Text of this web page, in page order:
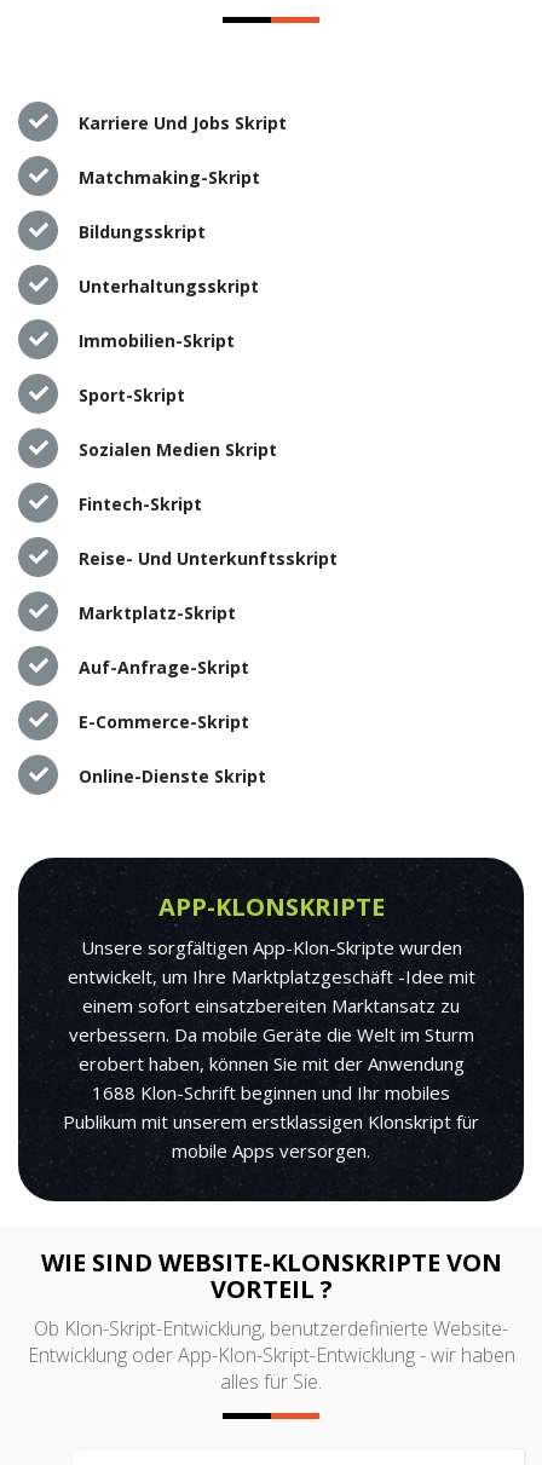
Karriere Und Jobs Skript
Matchmaking-Skript
Bildungsskript
Unterhaltungsskript
Immobilien-Skript
Sport-Skript
Sozialen Medien Skript
Fintech-Skript
Reise- Und Unterkunftsskript
Marktplatz-Skript
Auf-Anfrage-Skript
E-Commerce-Skript
Online-Dienste Skript
APP-KLONSKRIPTE
Unsere sorgfältigen App-Klon-Skripte wurden
entwickelt, um Ihre Marktplatzgeschäft -Idee mit
einem sofort einsatzbereiten Marktansatz zu
verbessern. Da mobile Geräte die Welt im Sturm
erobert haben, können Sie mit der Anwendung
1688 Klon-Schrift beginnen und Ihr mobiles
Publikum mit unserem erstklassigen Klonskript für
mobile Apps versorgen.
WIE SIND WEBSITE-KLONSKRIPTE VON
VORTEIL ?
Ob Klon-Skript-Entwicklung, benutzerdefinierte Website-
Entwicklung oder App-Klon-Skript-Entwicklung - wir haben
alles für Sie.